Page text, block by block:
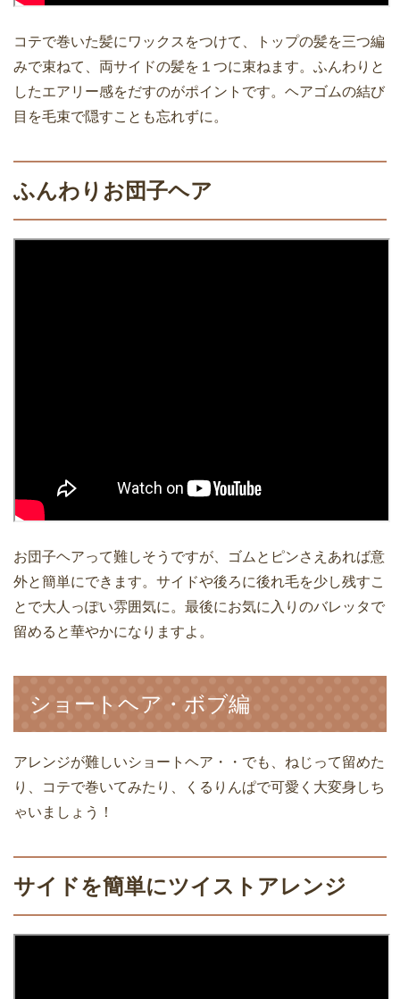
コテで巻いた髪にワックスをつけて、トップの髪を三つ編
みで束ねて、両サイドの髪を１つに束ねます。ふんわりと
したエアリー感をだすのがポイントです。ヘアゴムの結び
目を毛束で隠すことも忘れずに。
ふんわりお団子ヘア
お団子ヘアって難しそうですが、ゴムとピンさえあれば意
外と簡単にできます。サイドや後ろに後れ毛を少し残すこ
とで大人っぽい雰囲気に。最後にお気に入りのバレッタで
留めると華やかになりますよ。
ショートヘア・ボブ編
アレンジが難しいショートヘア・・でも、ねじって留めた
り、コテで巻いてみたり、くるりんぱで可愛く大変身しち
ゃいましょう！
サイドを簡単にツイストアレンジ